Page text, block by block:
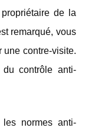
de la
remarqué, vous
une contre-visite.
contrôle anti-
les normes anti-